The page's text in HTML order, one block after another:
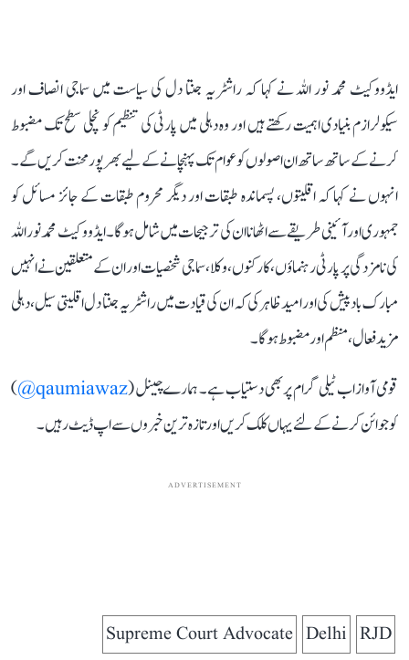
ایڈووکیٹ محمد نور اللہ نے کہا کہ راشٹریہ جنتا دل کی سیاست میں سماجی انصاف اور
سیکولرازم بنیادی اہمیت رکھتے ہیں اور وہ دہلی میں پارٹی کی تنظیم کو نچلی سطح تک مضبوط
کرنے کے ساتھ ساتھ ان اصولوں کو عوام تک پہنچانے کے لیے بھرپور محنت کریں گے۔
انہوں نے کہا کہ اقلیتوں، پسماندہ طبقات اور دیگر محروم طبقات کے جائز مسائل کو
جمہوری اور آئینی طریقے سے اٹھانا ان کی ترجیحات میں شامل ہوگا۔ ایڈووکیٹ محمد نور اللہ
کی نامزدگی پر پارٹی رہنماؤں، کارکنوں، وکلا، سماجی شخصیات اور ان کے متعلقین نے انہیں
مبارک باد پیش کی اور امید ظاہر کی کہ ان کی قیادت میں راشٹریہ جنتا دل اقلیتی سیل، دہلی
مزید فعال، منظم اور مضبوط ہوگا۔
قومی آواز اب ٹیلی گرام پر بھی دستیاب ہے۔ ہمارے چینل (qaumiawaz@
)
کو جوائن کرنے کے لئے یہاں کلک کریں اور تازہ ترین خبروں سے اپ ڈیٹ رہیں۔
ADVERTISEMENT
RJD
Delhi
Supreme Court Advocate